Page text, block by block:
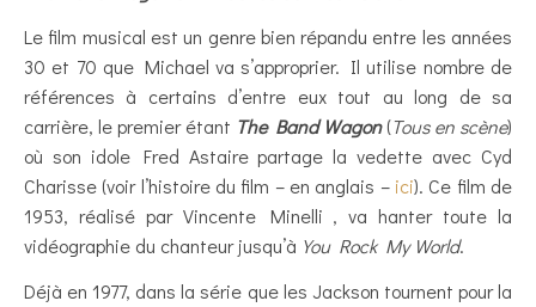
Le film musical est un genre bien répandu entre les années
30 et 70 que Michael va s’approprier. Il utilise nombre de
références à certains d’entre eux tout au long de sa
carrière, le premier étant The Band Wagon(Tous en scène)
où son idole Fred Astaire partage la vedette avec Cyd
Charisse (voir l’histoire du film – en anglais – ici). Ce film de
1953, réalisé par Vincente Minelli , va hanter toute la
vidéographie du chanteur jusqu’à You Rock My World.
Déjà en 1977, dans la série que les Jackson tournent pour la